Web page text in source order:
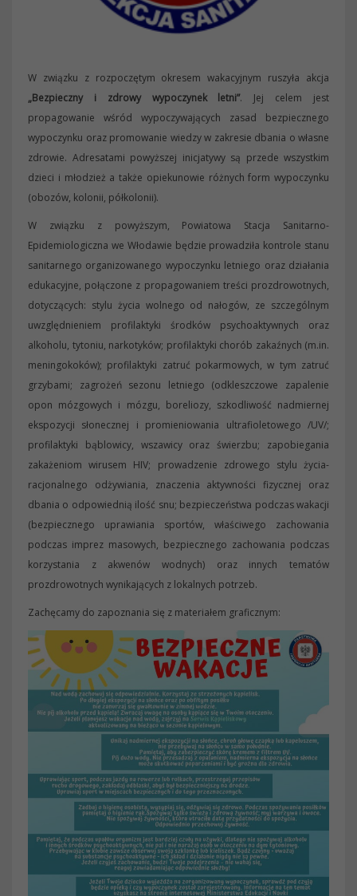
W związku z rozpoczętym okresem wakacyjnym ruszyła akcja
„Bezpieczny i zdrowy wypoczynek letni”. Jej celem jest
propagowanie wśród wypoczywających zasad bezpiecznego
wypoczynku oraz promowanie wiedzy w zakresie dbania o własne
zdrowie. Adresatami powyższej inicjatywy są przede wszystkim
dzieci i młodzież a także opiekunowie różnych form wypoczynku
(obozów, kolonii, półkolonii).
W związku z powyższym, Powiatowa Stacja Sanitarno-
Epidemiologiczna we Włodawie będzie prowadziła kontrole stanu
sanitarnego organizowanego wypoczynku letniego oraz działania
edukacyjne, połączone z propagowaniem treści prozdrowotnych,
dotyczących: stylu życia wolnego od nałogów, ze szczególnym
uwzględnieniem profilaktyki środków psychoaktywnych oraz
alkoholu, tytoniu, narkotyków; profilaktyki chorób zakaźnych (m.in.
meningokoków); profilaktyki zatruć pokarmowych, w tym zatruć
grzybami; zagrożeń sezonu letniego (odkleszczowe zapalenie
opon mózgowych i mózgu, boreliozy, szkodliwość nadmiernej
ekspozycji słonecznej i promieniowania ultrafioletowego /UV/;
profilaktyki bąblowicy, wszawicy oraz świerzbu; zapobiegania
zakażeniom wirusem HIV; prowadzenie zdrowego stylu życia-
racjonalnego odżywiania, znaczenia aktywności fizycznej oraz
dbania o odpowiednią ilość snu; bezpieczeństwa podczas wakacji
(bezpiecznego uprawiania sportów, właściwego zachowania
podczas imprez masowych, bezpiecznego zachowania podczas
korzystania z akwenów wodnych) oraz innych tematów
prozdrowotnych wynikających z lokalnych potrzeb.
Zachęcamy do zapoznania się z materiałem graficznym: